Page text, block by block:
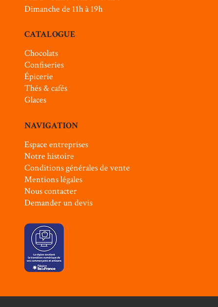
Dimanche de 11h à 19h
CATALOGUE
Chocolats
Confiseries
Épicerie
Thés & cafés
Glaces
NAVIGATION
Espace entreprises
Notre histoire
Conditions générales de vente
Mentions légales
Nous contacter
Demander un devis